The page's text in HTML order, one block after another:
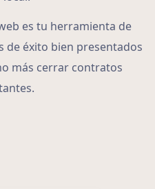
es tu herramienta de
de éxito bien presentados
más cerrar contratos